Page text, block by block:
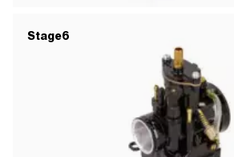
Stage6